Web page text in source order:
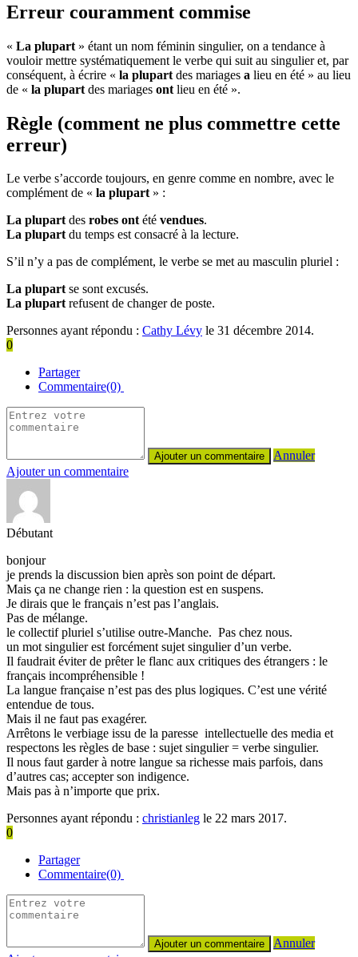
Erreur couramment commise
« La plupart » étant un nom féminin singulier, on a tendance à
vouloir mettre systématiquement le verbe qui suit au singulier et, par
conséquent, à écrire « la plupart des mariages a lieu en été » au lieu
de « la plupart des mariages ont lieu en été ».
Règle (comment ne plus commettre cette
erreur)
Le verbe s’accorde toujours, en genre comme en nombre, avec le
complément de « la plupart» :
La plupartdes robes ontété vendues.
La plupartdu temps est consacré à la lecture.
S’il n’y a pas de complément, le verbe se met au masculin pluriel :
La plupartse sont excusés.
La plupartrefusent de changer de poste.
Personnes ayant répondu : Cathy Lévy le 31 décembre 2014.
0
Partager
Commentaire(0)
Annuler
Ajouter un commentaire
Débutant
bonjour
je prends la discussion bien après son point de départ.
Mais ça ne change rien : la question est en suspens.
Je dirais que le français n’est pas l’anglais.
Pas de mélange.
le collectif pluriel s’utilise outre-Manche. Pas chez nous.
un mot singulier est forcément sujet singulier d’un verbe.
Il faudrait éviter de prêter le flanc aux critiques des étrangers : le
français incompréhensible !
La langue française n’est pas des plus logiques. C’est une vérité
entendue de tous.
Mais il ne faut pas exagérer.
Arrêtons le verbiage issu de la paresse intellectuelle des media et
respectons les règles de base : sujet singulier = verbe singulier.
Il nous faut garder à notre langue sa richesse mais parfois, dans
d’autres cas; accepter son indigence.
Mais pas à n’importe que prix.
Personnes ayant répondu : christianleg le 22 mars 2017.
0
Partager
Commentaire(0)
Annuler